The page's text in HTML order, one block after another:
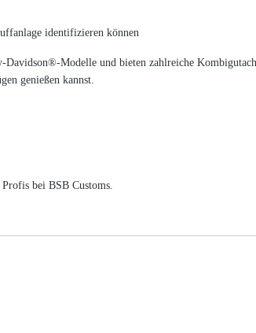
identifizieren können
Modelle und bieten zahlreiche
genießen kannst.
bei BSB Customs.